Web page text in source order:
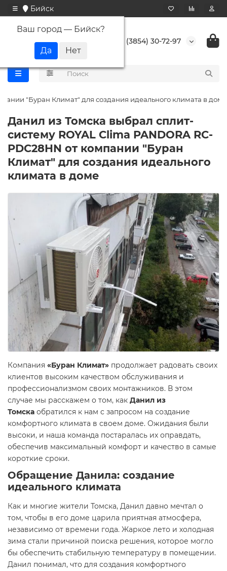
Бийск
Ваш город — Бийск?
+7 (3854) 30-72-97
"Буран Климат" для создания идеального климата в доме
Данил из Томска выбрал сплит-
систему ROYAL Clima PANDORA RC-
PDC28HN от компании "Буран
Климат" для создания идеального
климата в доме
Компания «Буран Климат» продолжает радовать своих
клиентов высоким качеством обслуживания и
профессионализмом своих монтажников. В этом
случае мы расскажем о том, как Данил из
Томска обратился к нам с запросом на создание
комфортного климата в своем доме. Ожидания были
высоки, и наша команда постаралась их оправдать,
обеспечив максимальный комфорт и качество в самые
короткие сроки.
Обращение Данила: создание
идеального климата
Как и многие жители Томска, Данил давно мечтал о
том, чтобы в его доме царила приятная атмосфера,
независимо от времени года. Жаркое лето и холодная
зима стали причиной поиска решения, которое могло
бы обеспечить стабильную температуру в помещении.
Данил понимал, что для создания комфортного